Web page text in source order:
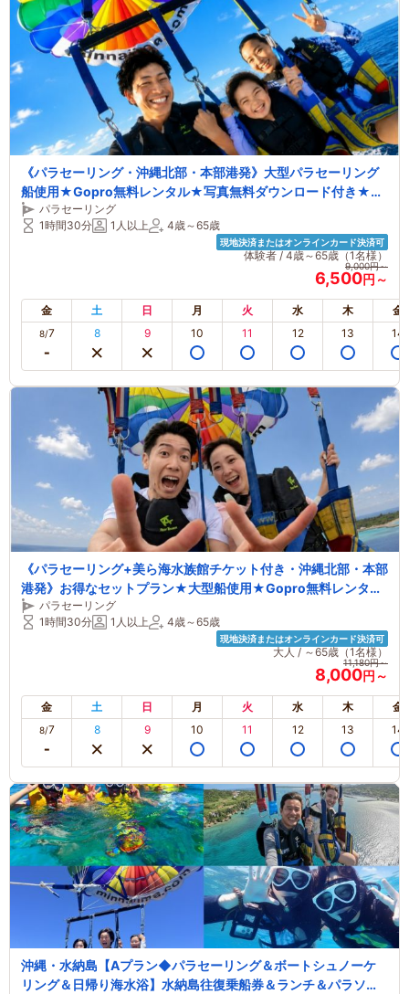
《パラセーリング・沖縄北部・本部港発》大型パラセーリング
船使用★Gopro無料レンタル★写真無料ダウンロード付き★ロ
ープの長さ200ｍ★ドリンク・飴玉サービス！！
パラセーリング
1時間30分
1人以上 4歳～65歳
現地決済またはオンラインカード決済可
体験者 / 4歳～65歳（1名様）
9,000円～
6,500円～
金 土 日 月 火 水 木 金
8/7 8 9 10 11 12 13 14
《パラセーリング+美ら海水族館チケット付き・沖縄北部・本部
港発》お得なセットプラン★大型船使用★Gopro無料レンタル
★ロープの長さ200ｍ★ドリンク・飴玉サービス！！
パラセーリング
1時間30分
1人以上 4歳～65歳
現地決済またはオンラインカード決済可
大人 / ～65歳（1名様）
11,180円～
8,000円～
金 土 日 月 火 水 木 金
8/7 8 9 10 11 12 13 14
沖縄・水納島【Aプラン◆パラセーリング＆ボートシュノーケ
リング＆日帰り海水浴】水納島往復乗船券＆ランチ＆パラソル1